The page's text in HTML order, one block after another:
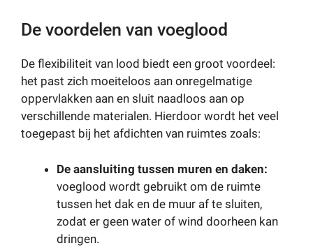
De voordelen van voeglood
De flexibiliteit van lood biedt een groot voordeel:
het past zich moeiteloos aan onregelmatige
oppervlakken aan en sluit naadloos aan op
verschillende materialen. Hierdoor wordt het veel
toegepast bij het afdichten van ruimtes zoals:
De aansluiting tussen muren en daken:
voeglood wordt gebruikt om de ruimte
tussen het dak en de muur af te sluiten,
zodat er geen water of wind doorheen kan
dringen.